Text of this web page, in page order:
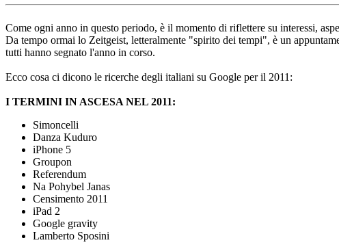
Come ogni anno in questo periodo, è il momento di riflettere su interessi,
Da tempo ormai lo Zeitgeist, letteralmente "spirito dei tempi", è un
tutti hanno segnato l'anno in corso.
Ecco cosa ci dicono le ricerche degli italiani su Google per il 2011:
I TERMINI IN ASCESA NEL 2011:
Simoncelli
Danza Kuduro
iPhone 5
Groupon
Referendum
Na Pohybel Janas
Censimento 2011
iPad 2
Google gravity
Lamberto Sposini